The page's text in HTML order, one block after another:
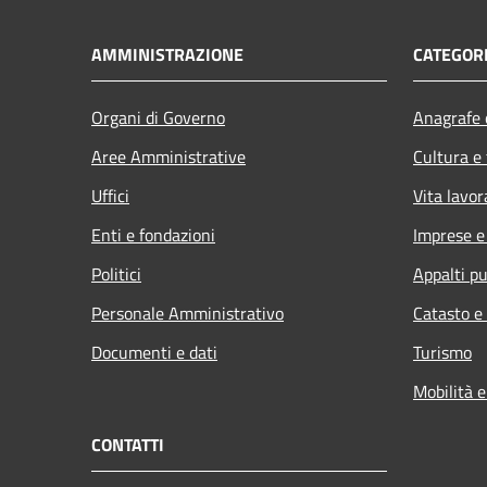
AMMINISTRAZIONE
Organi di Governo
Aree Amministrative
Uffici
Enti e fondazioni
Politici
Personale Amministrativo
Documenti e dati
Cultura
Vita
Imprese
Appalti
Catasto
Turismo
Mobilità
CONTATTI